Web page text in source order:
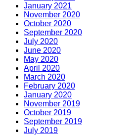
January 2021
November 2020
October 2020
September 2020
July 2020
June 2020
May 2020
April 2020
March 2020
February 2020
January 2020
November 2019
October 2019
September 2019
July 2019